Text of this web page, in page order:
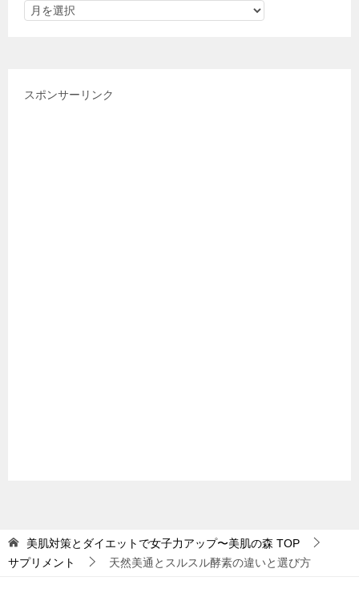
スポンサーリンク
美肌対策とダイエットで女子力アップ〜美肌の森 TOP
サプリメント
天然美通とスルスル酵素の違いと選び方